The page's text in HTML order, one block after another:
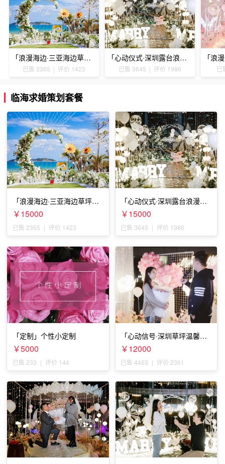
「浪漫海边·三亚海边草坪浪漫求婚」
已售 2365 | 评价 1423
「心动仪式·深圳露台浪漫求婚」
已售 3645 | 评价 1986 已
临海求婚策划套餐
「浪漫海边·三亚海边草坪浪
漫求婚」
￥15000
已售 2365 | 评价 1423
「心动仪式·深圳露台浪漫求
婚」
￥15000
已售 3645 | 评价 1986
「定制」个性小定制
￥5000
已售 233 | 评价 144
「心动信号·深圳草坪温馨求
婚」
￥12000
已售 4463 | 评价 2361